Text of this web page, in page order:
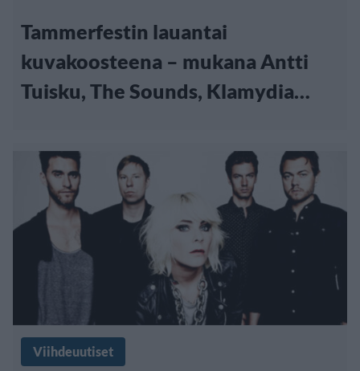
Tammerfestin lauantai
kuvakoosteena – mukana Antti
Tuisku, The Sounds, Klamydia…
Viihdeuutiset